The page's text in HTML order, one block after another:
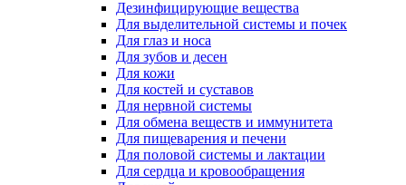
Дезинфицирующие вещества
Для выделительной системы и почек
Для глаз и носа
Для зубов и десен
Для кожи
Для костей и суставов
Для нервной системы
Для обмена веществ и иммунитета
Для пищеварения и печени
Для половой системы и лактации
Для сердца и кровообращения